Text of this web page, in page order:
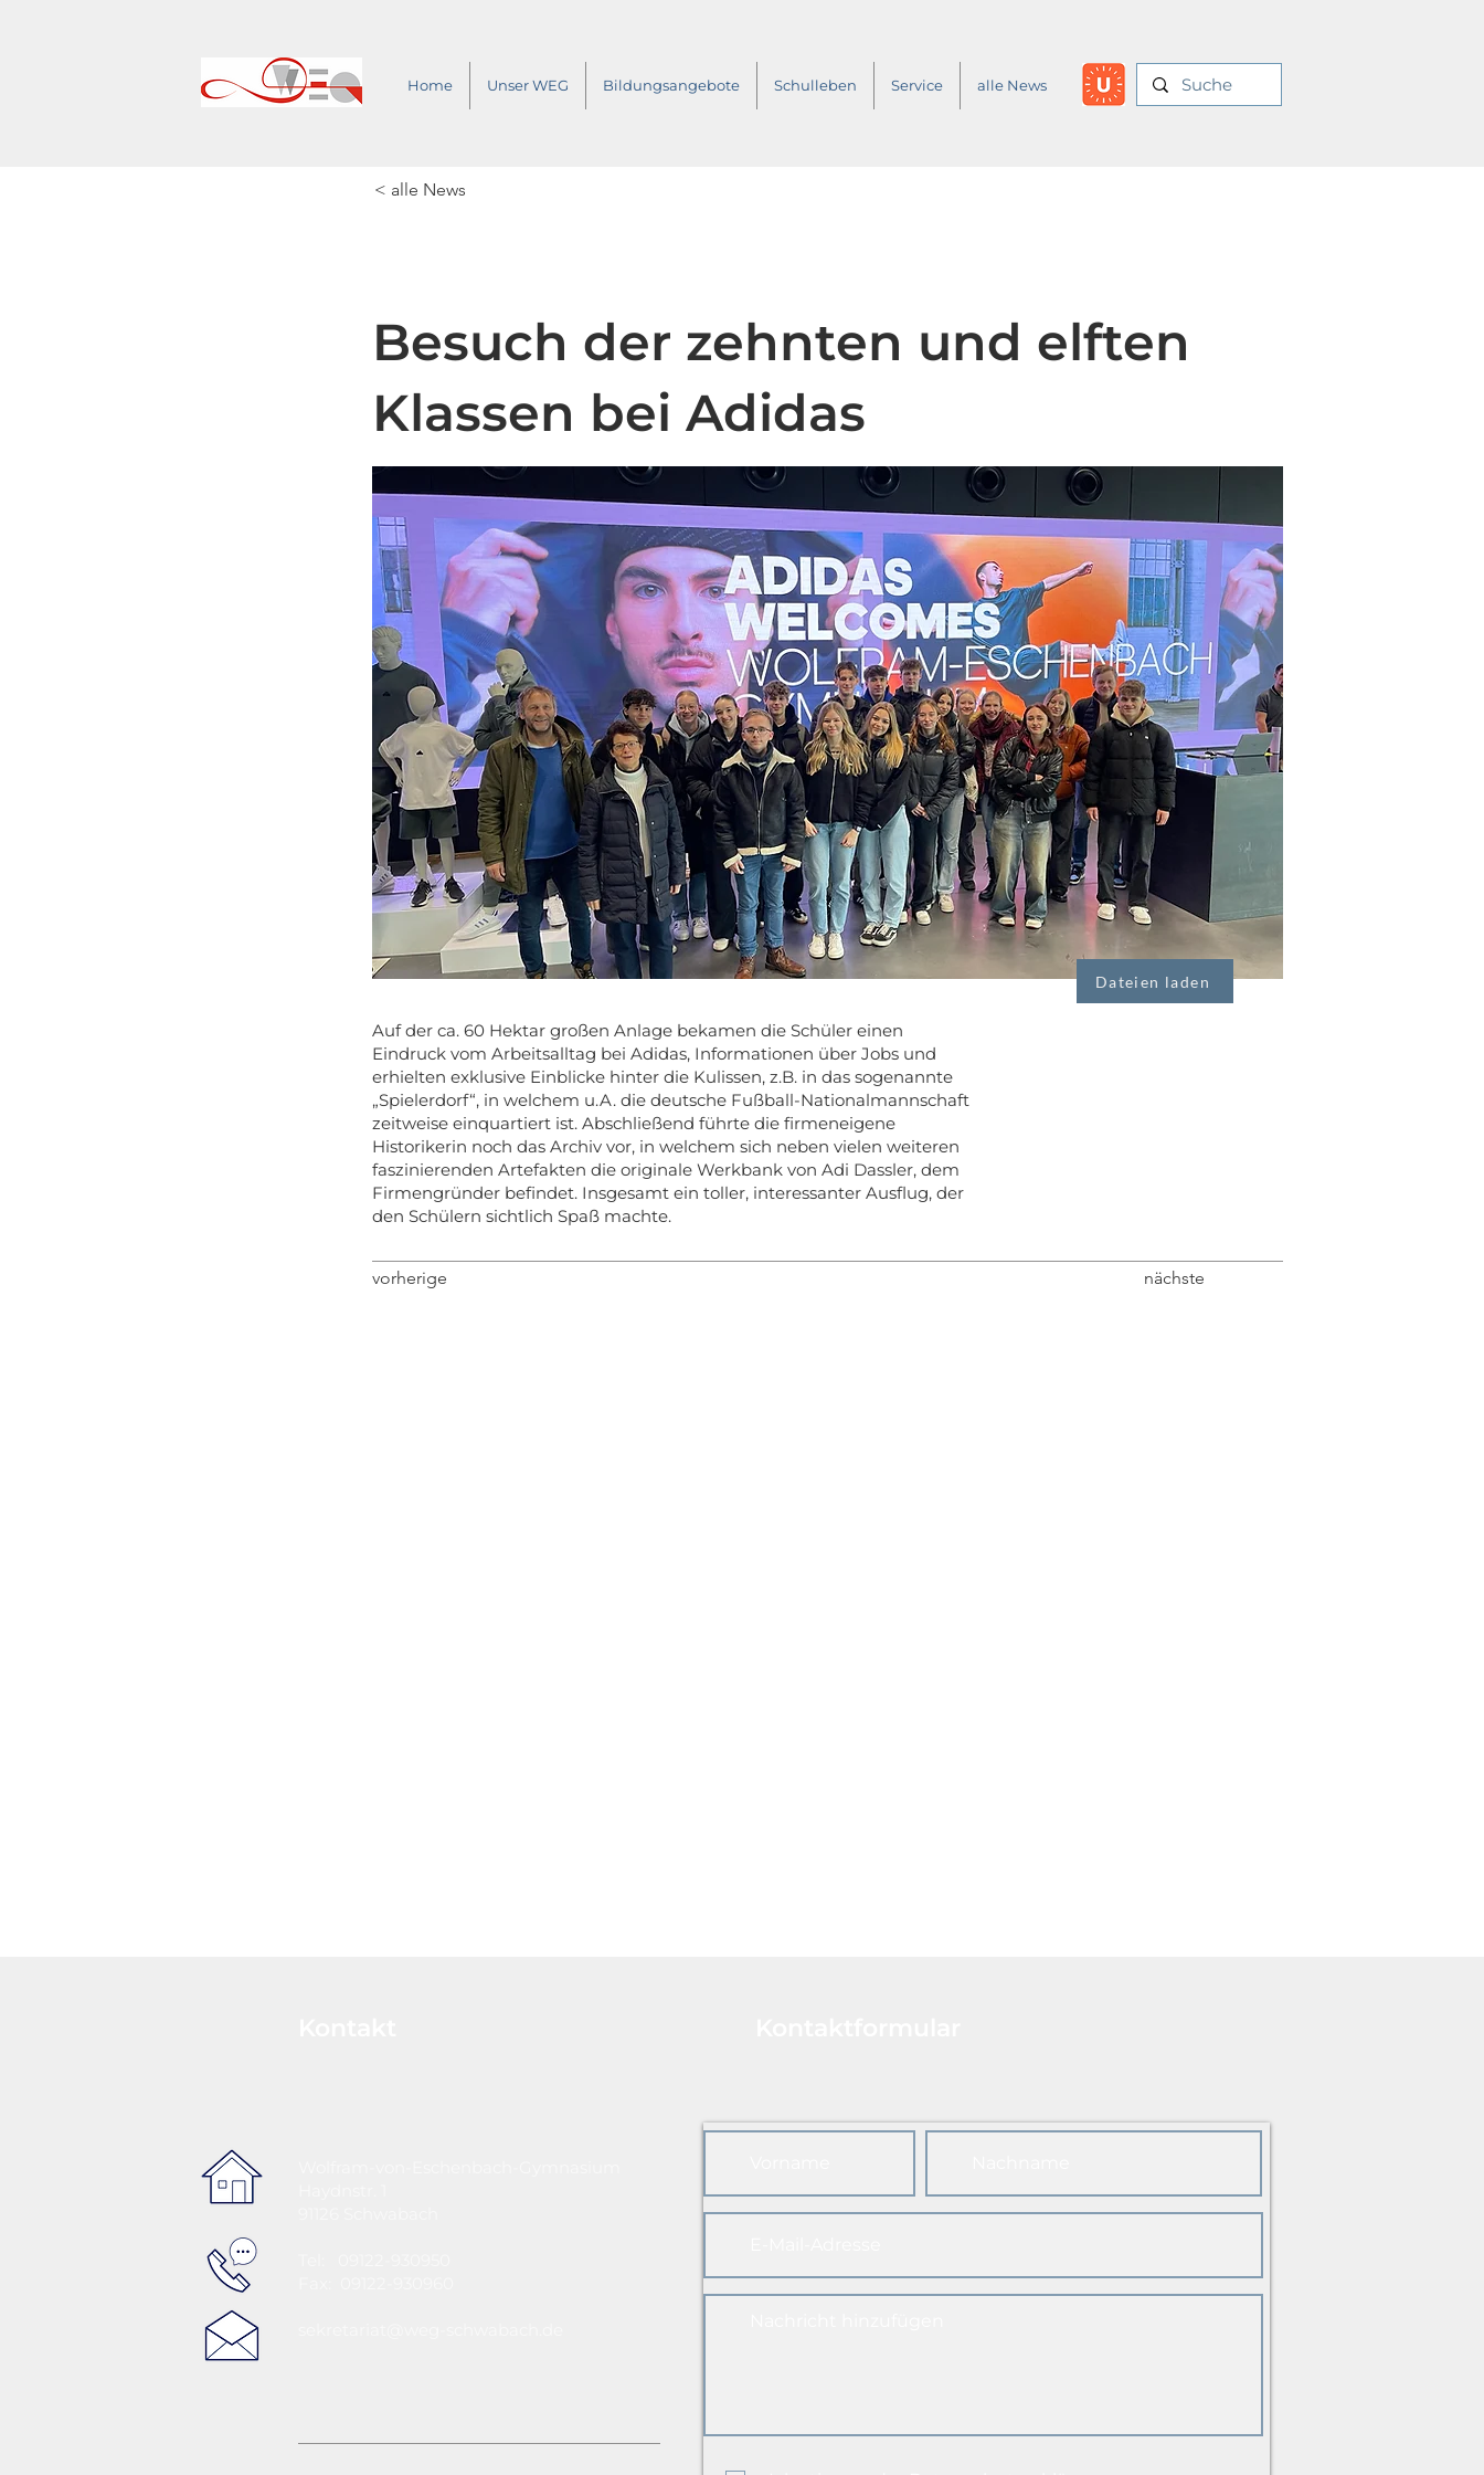
Home Unser WEG Bildungsangebote Schulleben Service alle News
< alle News
Besuch der zehnten und elften
Klassen bei Adidas
Dateien laden
Auf der ca. 60 Hektar großen Anlage bekamen die Schüler einen
Eindruck vom Arbeitsalltag bei Adidas, Informationen über Jobs und
erhielten exklusive Einblicke hinter die Kulissen, z.B. in das sogenannte
„Spielerdorf“, in welchem u.A. die deutsche Fußball-Nationalmannschaft
zeitweise einquartiert ist. Abschließend führte die firmeneigene
Historikerin noch das Archiv vor, in welchem sich neben vielen weiteren
faszinierenden Artefakten die originale Werkbank von Adi Dassler, dem
Firmengründer befindet. Insgesamt ein toller, interessanter Ausflug, der
den Schülern sichtlich Spaß machte.
vorherige nächste